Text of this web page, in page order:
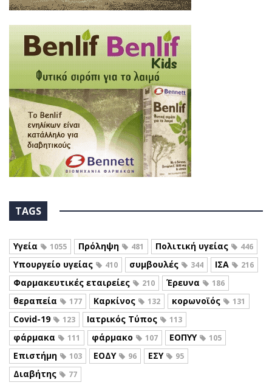
TAGS
Υγεία 1055 Πρόληψη 481 Πολιτική υγείας 446
Υπουργείο υγείας 410 συμβουλές 344 ΙΣΑ 216
Φαρμακευτικές εταιρείες 210 Έρευνα 186
θεραπεία 177 Καρκίνος 132 κορωνοϊός 131
Covid-19 123 Ιατρικός Τύπος 113
φάρμακα 111 φάρμακο 107 ΕΟΠΥΥ 105
Επιστήμη 103 ΕΟΔΥ 96 ΕΣΥ 95
Διαβήτης 77